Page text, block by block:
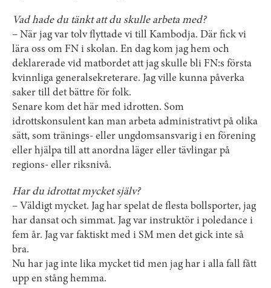
Vad hade du tänkt att du skulle arbeta med?
– När jag var tolv flyttade vi till Kambodja. Där fick vi
lära oss om FN i skolan. En dag kom jag hem och
deklarerade vid matbordet att jag skulle bli FN:s första
kvinnliga general­sekreterare. Jag ville kunna påverka
saker till det bättre för folk.
Senare kom det här med idrotten. Som
idrottskonsulent kan man arbeta administrativt på olika
sätt, som ­tränings- eller ungdoms­ansvarig i en förening
eller hjälpa till att anordna läger eller tävlingar på
regions- eller riksnivå.
Har du idrottat mycket själv?
– Väldigt mycket. Jag har spelat de flesta bollsporter, jag
har dansat och simmat. Jag var instruktör i poledance i
fem år. Jag var faktiskt med i SM men det gick inte så
bra.
Nu har jag inte lika mycket tid men jag har i alla fall fått
upp en stång hemma.